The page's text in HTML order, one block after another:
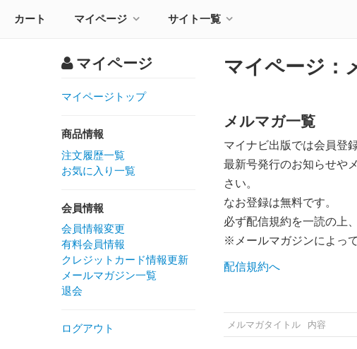
カート マイページ サイト一覧
マイページ
マイページトップ
商品情報
注文履歴一覧
お気に入り一覧
会員情報
会員情報変更
有料会員情報
クレジットカード情報更新
メールマガジン一覧
退会
ログアウト
マイページ：
メルマガ一覧
マイナビ出版では会員登
最新号発行のお知らせや
さい。
なお登録は無料です。
必ず配信規約を一読の上
※メールマガジンによっ
配信規約へ
メルマガタイトル 内容